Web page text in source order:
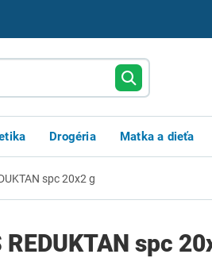
Drogéria Matka a dieťa
spc 20x2 g
REDUKTAN spc